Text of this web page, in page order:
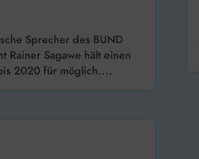
Rainer Sagawe hält einen
2020 für möglich....